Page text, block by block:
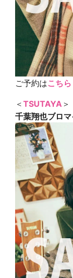
ご予約はこちら
＜TSUTAYA ＞
千葉翔也ブロマ